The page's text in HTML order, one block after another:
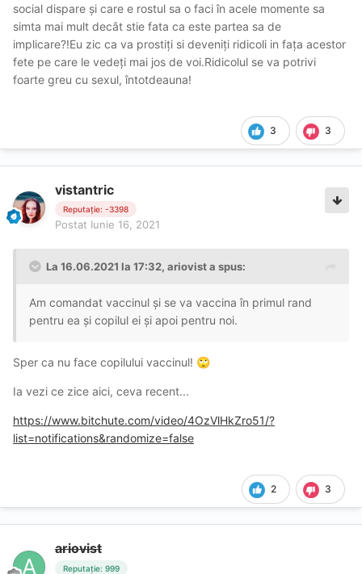
social dispare și care e rostul sa o faci în acele momente sa
simta mai mult decât stie fata ca este partea sa de
implicare?!Eu zic ca va prostiți si deveniți ridicoli in fața acestor
fete pe care le vedeți mai jos de voi.Ridicolul se va potrivi
foarte greu cu sexul, întotdeauna!
3 3
vistantric
Reputație: -3398
Postat Iunie 16, 2021
La 16.06.2021 la 17:32, ariovista spus:
Am comandat vaccinul și se va vaccina în primul rand
pentru ea și copilul ei și apoi pentru noi.
Sper ca nu face copilului vaccinul! 🙄
Ia vezi ce zice aici, ceva recent...
https://www.bitchute.com/video/4OzVlHkZro51/?
list=notifications&randomize=false
2 3
ariovist
Reputație: 999